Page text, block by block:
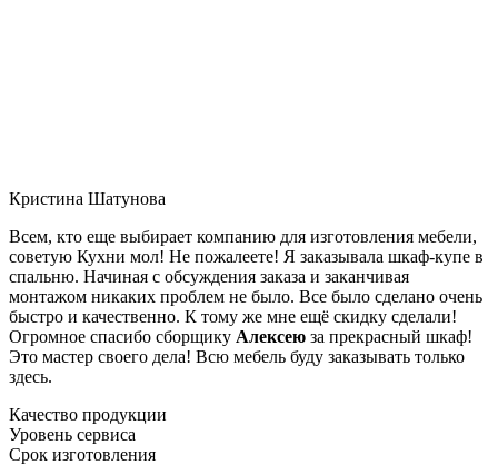
Кристина Шатунова
Всем, кто еще выбирает компанию для изготовления мебели,
советую Кухни мол! Не пожалеете! Я заказывала шкаф-купе в
спальню. Начиная с обсуждения заказа и заканчивая
монтажом никаких проблем не было. Все было сделано очень
быстро и качественно. К тому же мне ещё скидку сделали!
Огромное спасибо сборщику Алексею за прекрасный шкаф!
Это мастер своего дела! Всю мебель буду заказывать только
здесь.
Качество продукции
Уровень сервиса
Срок изготовления